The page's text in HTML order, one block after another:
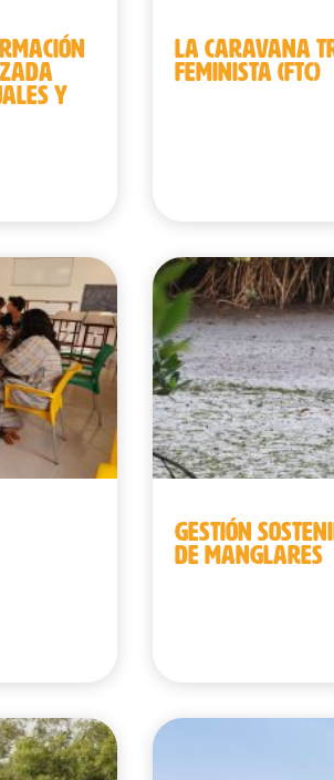
Y
LA CARAVANA
FEMINISTA (FTC)
GESTIÓN
DE MANGLARES